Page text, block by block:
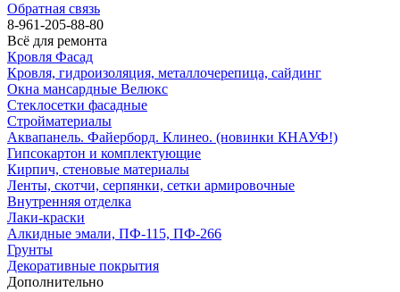
Обратная связь
8-961-205-88-80
Всё для ремонта
Кровля Фасад
Кровля, гидроизоляция, металлочерепица, сайдинг
Окна мансардные Велюкс
Стеклосетки фасадные
Стройматериалы
Аквапанель. Файерборд. Клинео. (новинки КНАУФ!)
Гипсокартон и комплектующие
Кирпич, стеновые материалы
Ленты, скотчи, серпянки, сетки армировочные
Внутренняя отделка
Лаки-краски
Алкидные эмали, ПФ-115, ПФ-266
Грунты
Декоративные покрытия
Дополнительно